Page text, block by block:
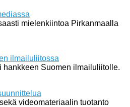
mielenkiintoa Pirkanmaalla
ilmailuliitossa
hankkeen Suomen ilmailuliitolle.
videomateriaalin tuotanto